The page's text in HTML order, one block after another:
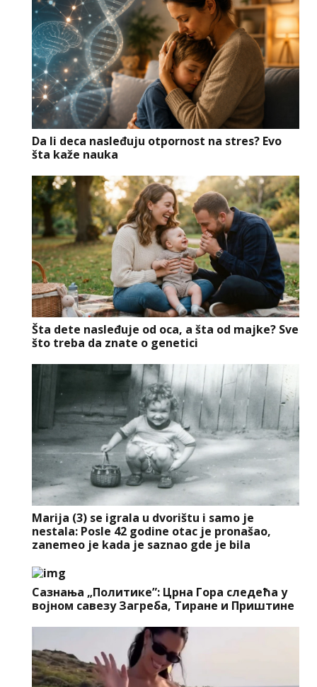
Da li deca nasleđuju otpornost na stres? Evo
šta kaže nauka
Šta dete nasleđuje od oca, a šta od majke? Sve
što treba da znate o genetici
Marija (3) se igrala u dvorištu i samo je
nestala: Posle 42 godine otac je pronašao,
zanemeo je kada je saznao gde je bila
Сазнања „Политике”: Црна Гора следећа у
војном савезу Загреба, Тиране и Приштине